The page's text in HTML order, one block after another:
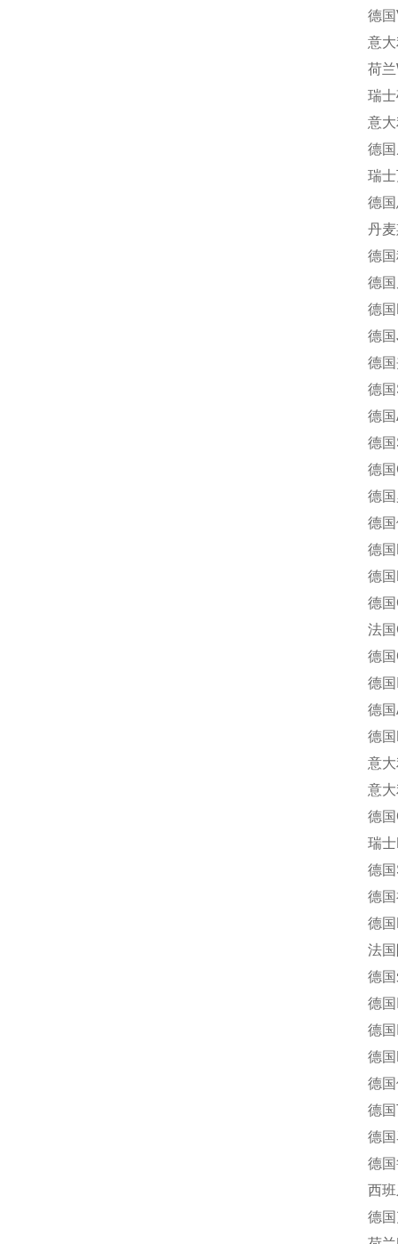
德国
意大利
荷兰
瑞士硕
意大利
德国威
瑞士万
德国恩
丹麦斯
德国科
德国尼
德国
德国
德国夹
德国
德国
德国
德国
德国罗
德国倍
德国
德国
德国
法国
德国
德国
德国
德国
意大利
意大利
德国
瑞士
德国
德国福
德国
法国
德国爱
德国
德国
德国
德国伦
德国
德国马
德国鲁
西班
德国克